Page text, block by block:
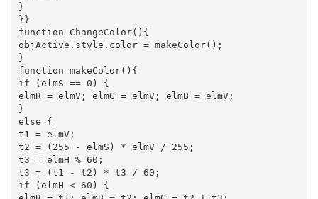
}
}}
function ChangeColor(){
objActive.style.color = makeColor();
}
function makeColor(){
if (elmS == 0) {
elmR = elmV; elmG = elmV; elmB = elmV;
}
else {
t1 = elmV;
t2 = (255 - elmS) * elmV / 255;
t3 = elmH % 60;
t3 = (t1 - t2) * t3 / 60;
if (elmH < 60) {